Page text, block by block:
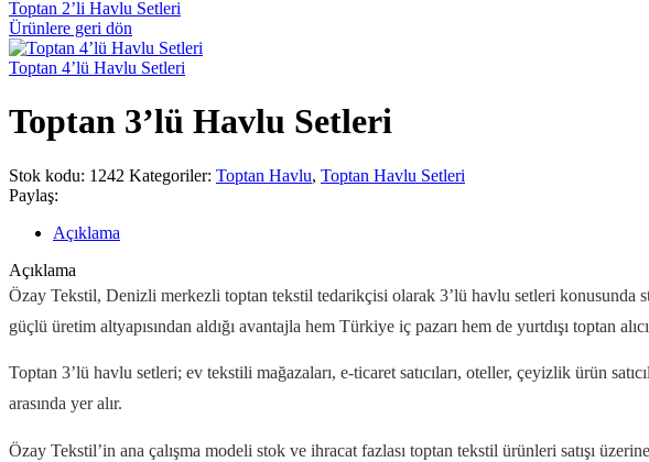
Toptan 2’li Havlu Setleri
Ürünlere geri dön
Toptan 4’lü Havlu Setleri
Toptan 3’lü Havlu Setleri
Stok kodu: 1242 Kategoriler: Toptan Havlu, Toptan Havlu Setleri
Paylaş:
Açıklama
Açıklama
Özay Tekstil, Denizli merkezli toptan tekstil tedarikçisi olarak 3’lü havlu setleri konusunda
güçlü üretim altyapısından aldığı avantajla hem Türkiye iç pazarı hem de yurtdışı toptan
Toptan 3’lü havlu setleri; ev tekstili mağazaları, e-ticaret satıcıları, oteller, çeyizlik ürün
arasında yer alır.
Özay Tekstil’in ana çalışma modeli stok ve ihracat fazlası toptan tekstil ürünleri satışı